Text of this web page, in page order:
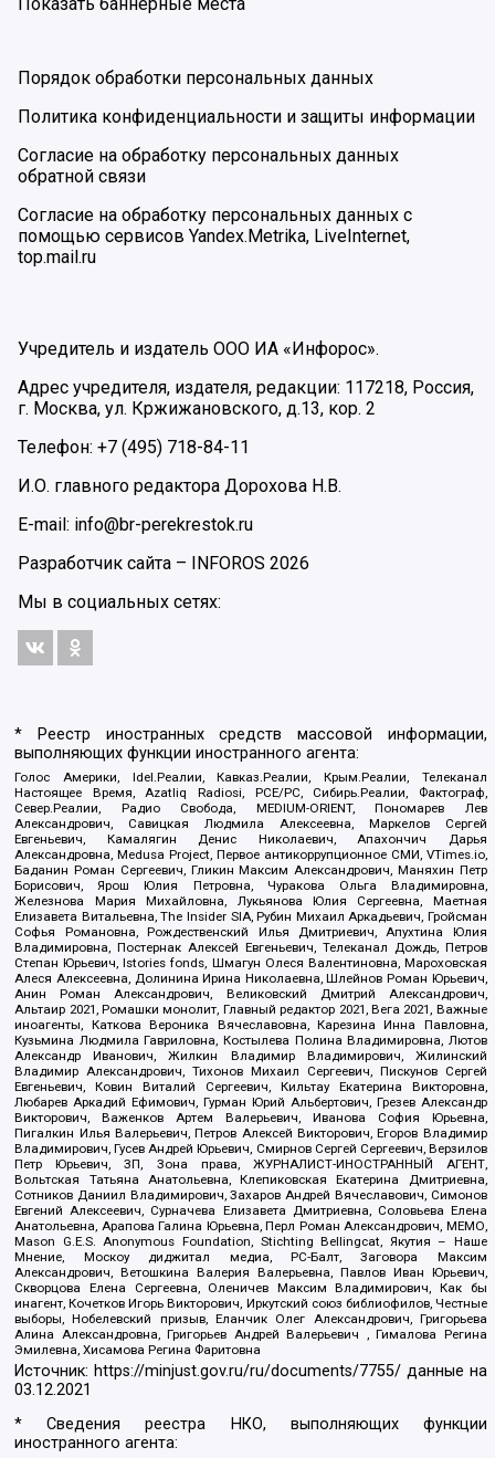
Показать баннерные места
Порядок обработки персональных данных
Политика конфиденциальности и защиты информации
Согласие на обработку персональных данных
обратной связи
Согласие на обработку персональных данных с
помощью сервисов Yandex.Metrika, LiveInternet,
top.mail.ru
Учредитель и издатель ООО ИА «Инфорос».
Адрес учредителя, издателя, редакции: 117218, Россия,
г. Москва, ул. Кржижановского, д.13, кор. 2
Телефон: +7 (495) 718-84-11
И.О. главного редактора Дорохова Н.В.
E-mail: info@br-perekrestok.ru
Разработчик сайта –
INFOROS 2026
Мы в социальных сетях:
* Реестр иностранных средств массовой информации,
выполняющих функции иностранного агента:
Голос Америки, Idel.Реалии, Кавказ.Реалии, Крым.Реалии, Телеканал
Настоящее Время, Azatliq Radiosi, PCE/PC, Сибирь.Реалии, Фактограф,
Север.Реалии, Радио Свобода, MEDIUM-ORIENT, Пономарев Лев
Александрович, Савицкая Людмила Алексеевна, Маркелов Сергей
Евгеньевич, Камалягин Денис Николаевич, Апахончич Дарья
Александровна, Medusa Project, Первое антикоррупционное СМИ, VTimes.io,
Баданин Роман Сергеевич, Гликин Максим Александрович, Маняхин Петр
Борисович, Ярош Юлия Петровна, Чуракова Ольга Владимировна,
Железнова Мария Михайловна, Лукьянова Юлия Сергеевна, Маетная
Елизавета Витальевна, The Insider SIA, Рубин Михаил Аркадьевич, Гройсман
Софья Романовна, Рождественский Илья Дмитриевич, Апухтина Юлия
Владимировна, Постернак Алексей Евгеньевич, Телеканал Дождь, Петров
Степан Юрьевич, Istories fonds, Шмагун Олеся Валентиновна, Мароховская
Алеся Алексеевна, Долинина Ирина Николаевна, Шлейнов Роман Юрьевич,
Анин Роман Александрович, Великовский Дмитрий Александрович,
Альтаир 2021, Ромашки монолит, Главный редактор 2021, Вега 2021, Важные
иноагенты, Каткова Вероника Вячеславовна, Карезина Инна Павловна,
Кузьмина Людмила Гавриловна, Костылева Полина Владимировна, Лютов
Александр Иванович, Жилкин Владимир Владимирович, Жилинский
Владимир Александрович, Тихонов Михаил Сергеевич, Пискунов Сергей
Евгеньевич, Ковин Виталий Сергеевич, Кильтау Екатерина Викторовна,
Любарев Аркадий Ефимович, Гурман Юрий Альбертович, Грезев Александр
Викторович, Важенков Артем Валерьевич, Иванова София Юрьевна,
Пигалкин Илья Валерьевич, Петров Алексей Викторович, Егоров Владимир
Владимирович, Гусев Андрей Юрьевич, Смирнов Сергей Сергеевич, Верзилов
Петр Юрьевич, ЗП, Зона права, ЖУРНАЛИСТ-ИНОСТРАННЫЙ АГЕНТ,
Вольтская Татьяна Анатольевна, Клепиковская Екатерина Дмитриевна,
Сотников Даниил Владимирович, Захаров Андрей Вячеславович, Симонов
Евгений Алексеевич, Сурначева Елизавета Дмитриевна, Соловьева Елена
Анатольевна, Арапова Галина Юрьевна, Перл Роман Александрович, МЕМО,
Mason G.E.S. Anonymous Foundation, Stichting Bellingcat, Якутия – Наше
Мнение, Москоу диджитал медиа, РС-Балт, Заговора Максим
Александрович, Ветошкина Валерия Валерьевна, Павлов Иван Юрьевич,
Скворцова Елена Сергеевна, Оленичев Максим Владимирович, Как бы
инагент, Кочетков Игорь Викторович, Иркутский союз библиофилов, Честные
выборы, Нобелевский призыв, Еланчик Олег Александрович, Григорьева
Алина Александровна, Григорьев Андрей Валерьевич , Гималова Регина
Эмилевна, Хисамова Регина Фаритовна
Источник: https://minjust.gov.ru/ru/documents/7755/ данные на
03.12.2021
* Сведения реестра НКО, выполняющих функции
иностранного агента: